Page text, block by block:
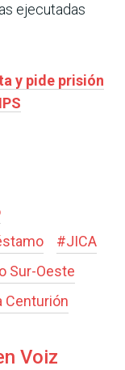
ejecutadas
y pide prisión
#JICA
Sur-Oeste
Centurión
Voiz